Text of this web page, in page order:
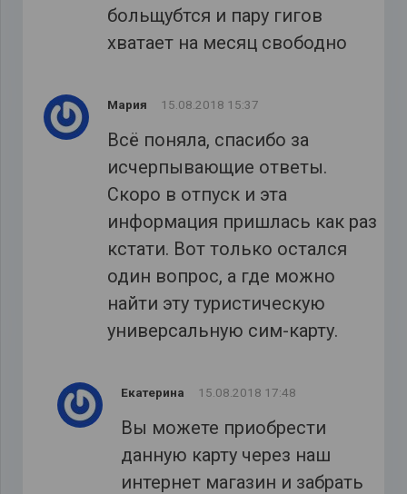
больщубтся и пару гигов
хватает на месяц свободно
Мария 15.08.2018 15:37
Всё поняла, спасибо за
исчерпывающие ответы.
Скоро в отпуск и эта
информация пришлась как раз
кстати. Вот только остался
один вопрос, а где можно
найти эту туристическую
универсальную сим-карту.
Екатерина 15.08.2018 17:48
Вы можете приобрести
данную карту через наш
интернет магазин и забрать